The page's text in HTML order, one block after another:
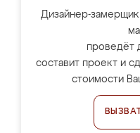
Дизайнер-
проведёт
составит проект и
стоимости